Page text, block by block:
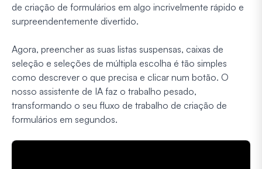
de criação de formulários em algo incrivelmente rápido e
surpreendentemente divertido.
Agora, preencher as suas listas suspensas, caixas de
seleção e seleções de múltipla escolha é tão simples
como descrever o que precisa e clicar num botão. O
nosso assistente de IA faz o trabalho pesado,
transformando o seu fluxo de trabalho de criação de
formulários em segundos.